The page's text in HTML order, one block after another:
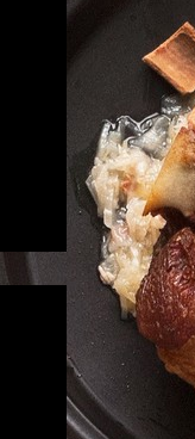
碌的早晨或午後小
30秒，或用烤箱簡
次品嚐都成為值得回
參閱商品規格
位 : 10個/包